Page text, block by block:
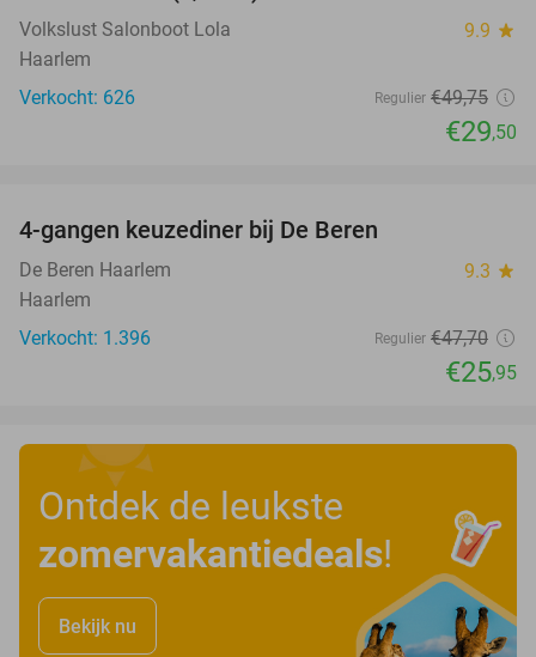
Volkslust Salonboot Lola 9.9 star
Haarlem
Verkocht: 626
Regulier €49,75
€29,50
4-gangen keuzediner bij De Beren
De Beren Haarlem 9.3 star
Haarlem
Verkocht: 1.396
Regulier €47,70
€25,95
Ontdek de leukste
zomervakantiedeals!
Bekijk nu